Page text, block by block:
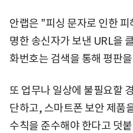
안랩은 "피싱 문자로 인한
명한 송신자가 보낸 URL을
화번호는 검색을 통해 평판
또 업무나 일상에 불필요할
단하고, 스마트폰 보안 제품
수칙을 준수해야 한다고 덧